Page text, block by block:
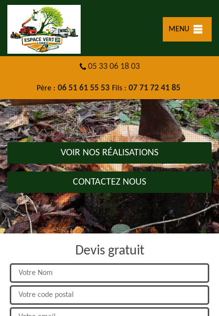
MENU
05 33 06 18 03
Père : 06 51 61 55 53 Fils : 07 71 72 41 85
VOIR NOS RÉALISATIONS
CONTACTEZ NOUS
Devis gratuit